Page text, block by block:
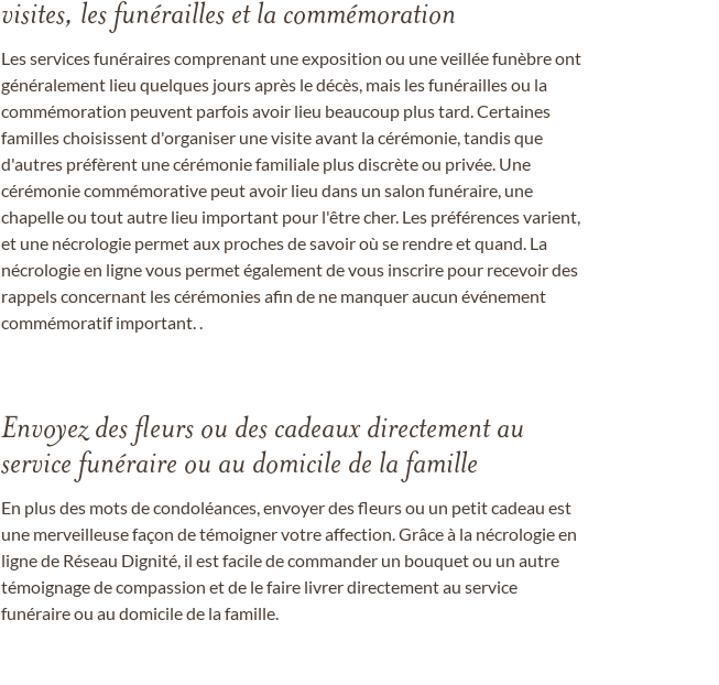
visites, les funérailles et la commémoration
Les services funéraires comprenant une exposition ou une veillée funèbre ont
généralement lieu quelques jours après le décès, mais les funérailles ou la
commémoration peuvent parfois avoir lieu beaucoup plus tard. Certaines
familles choisissent d'organiser une visite avant la cérémonie, tandis que
d'autres préfèrent une cérémonie familiale plus discrète ou privée. Une
cérémonie commémorative peut avoir lieu dans un salon funéraire, une
chapelle ou tout autre lieu important pour l'être cher. Les préférences varient,
et une nécrologie permet aux proches de savoir où se rendre et quand. La
nécrologie en ligne vous permet également de vous inscrire pour recevoir des
rappels concernant les cérémonies afin de ne manquer aucun événement
commémoratif important. .
Envoyez des fleurs ou des cadeaux directement au
service funéraire ou au domicile de la famille
En plus des mots de condoléances, envoyer des fleurs ou un petit cadeau est
une merveilleuse façon de témoigner votre affection. Grâce à la nécrologie en
ligne de Réseau Dignité, il est facile de commander un bouquet ou un autre
témoignage de compassion et de le faire livrer directement au service
funéraire ou au domicile de la famille.